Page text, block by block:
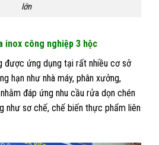
lớn
inox công nghiệp 3 hộc
được ứng dụng tại rất nhiều cơ sở
hạn như nhà máy, phân xưởng,
đáp ứng nhu cầu rửa dọn chén
như sơ chế, chế biến thực phẩm liên